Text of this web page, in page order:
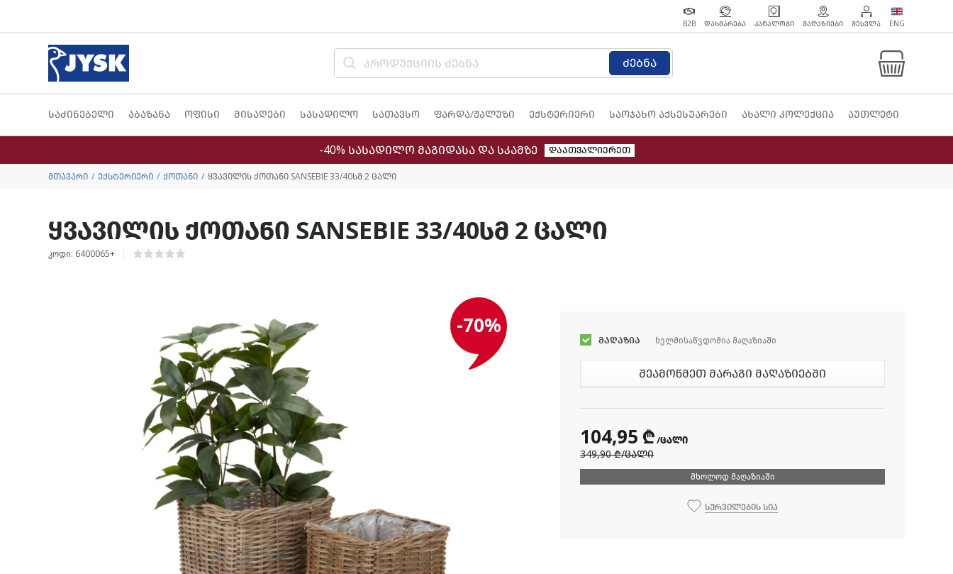
B2B ᲓᲐᲮᲛᲐᲠᲔᲑᲐ ᲙᲐᲢᲐᲚᲝᲒᲘ ᲛᲐᲦᲐᲖᲘᲔᲑᲘ ᲨᲔᲡᲕᲚᲐ ENG
ძებნა
საძინებელი აბაზანა ოფისი მისაღები სასადილო სათავსო ფარდა/ჟალუზი ექსტერიერი საოჯახო აქსესუარები ახალი კოლექცია აუთლეტი
-40% სასადილო მაგიდასა და სკამზე დაათვალიერეთ
მთავარი ექსტერიერი ქოთანი ყვავილის ქოთანი SANSEBIE 33/40სმ 2 ცალი
ყვავილის ქოთანი SANSEBIE 33/40სმ 2 ცალი
კოდი: 6400065+
-70%
მაღაზია ხელმისაწვდომია მაღაზიაში
შეამოწმეთ მარაგი მაღაზიებში
104,95 ₾ /ცალი
349,90 ₾/ცალი
მხოლოდ მაღაზიაში
სურვილების სია